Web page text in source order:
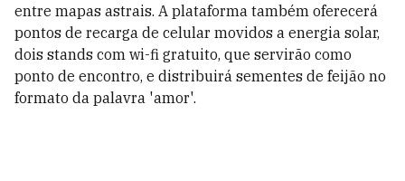
entre mapas astrais. A plataforma também oferecerá
pontos de recarga de celular movidos a energia solar,
dois stands com wi-fi gratuito, que servirão como
ponto de encontro, e distribuirá sementes de feijão no
formato da palavra 'amor'.